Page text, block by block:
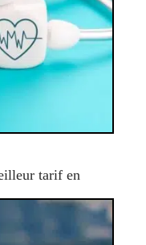
tarif en